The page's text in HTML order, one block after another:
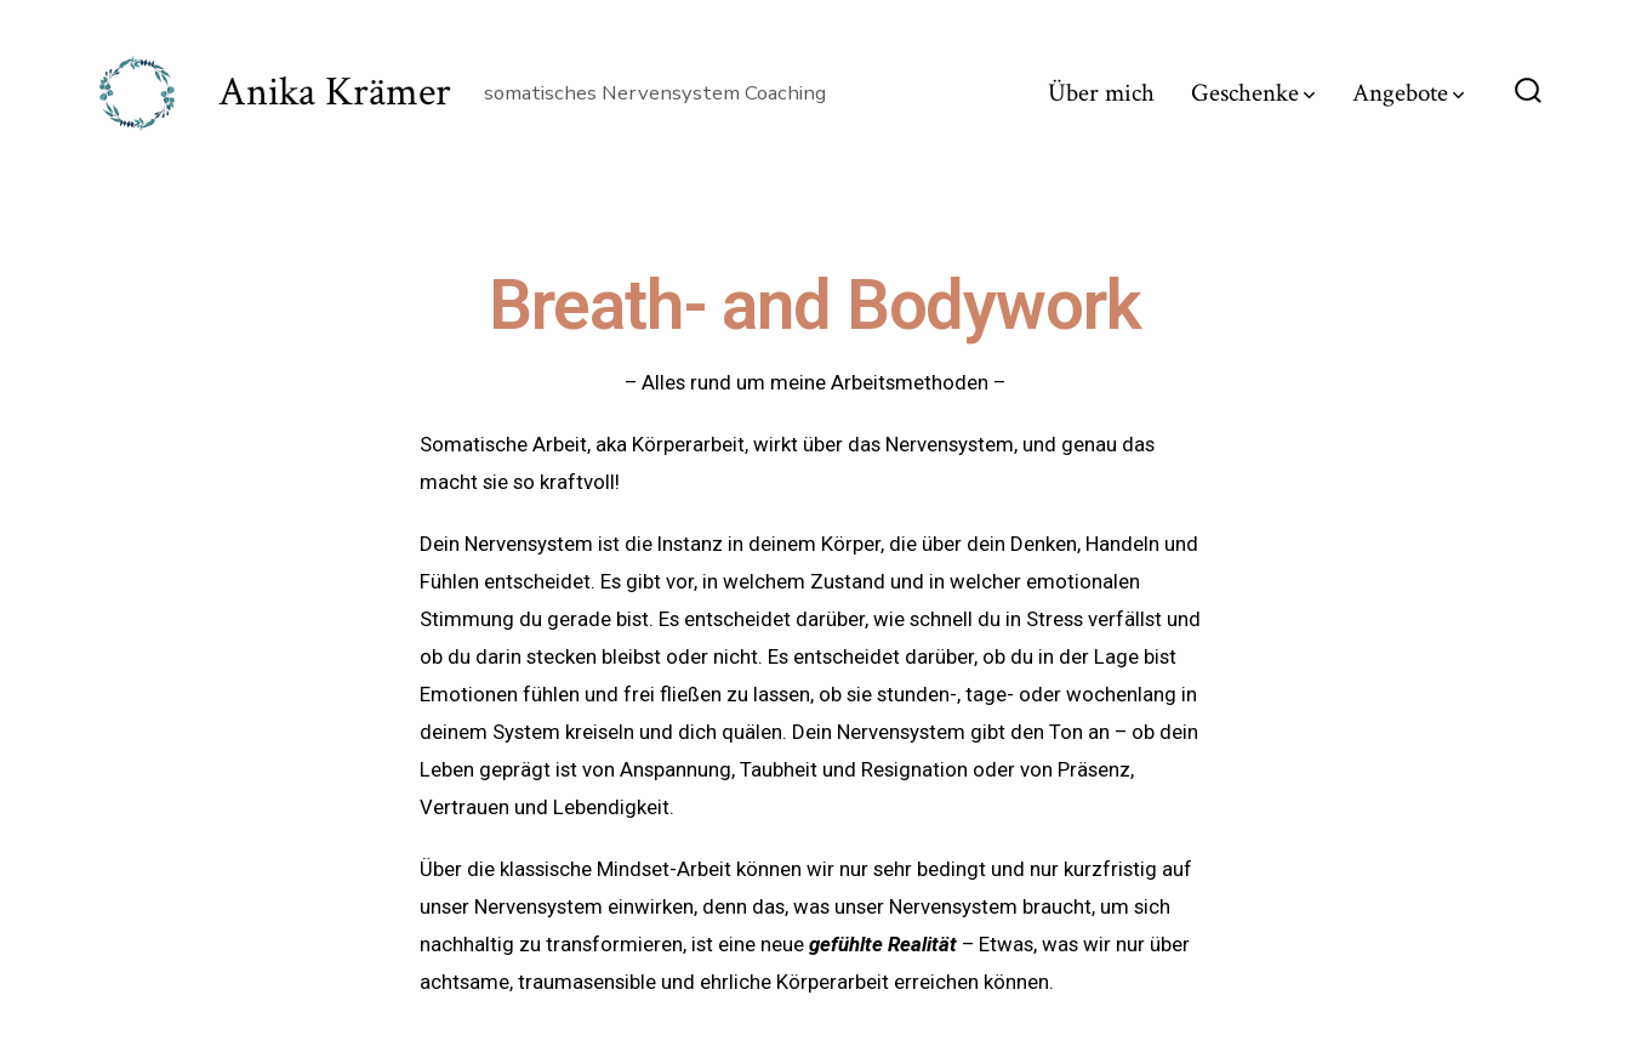
Anika Krämer somatisches Nervensystem Coaching Über mich Geschenke Angebote
Breath- and Bodywork
– Alles rund um meine Arbeitsmethoden –
Somatische Arbeit, aka Körperarbeit, wirkt über das Nervensystem, und genau das
macht sie so kraftvoll!
Dein Nervensystem ist die Instanz in deinem Körper, die über dein Denken, Handeln und
Fühlen entscheidet. Es gibt vor, in welchem Zustand und in welcher emotionalen
Stimmung du gerade bist. Es entscheidet darüber, wie schnell du in Stress verfällst und
ob du darin stecken bleibst oder nicht. Es entscheidet darüber, ob du in der Lage bist
Emotionen fühlen und frei fließen zu lassen, ob sie stunden-, tage- oder wochenlang in
deinem System kreiseln und dich quälen. Dein Nervensystem gibt den Ton an – ob dein
Leben geprägt ist von Anspannung, Taubheit und Resignation oder von Präsenz,
Vertrauen und Lebendigkeit.
Über die klassische Mindset-Arbeit können wir nur sehr bedingt und nur kurzfristig auf
unser Nervensystem einwirken, denn das, was unser Nervensystem braucht, um sich
nachhaltig zu transformieren, ist eine neue gefühlte Realität – Etwas, was wir nur über
achtsame, traumasensible und ehrliche Körperarbeit erreichen können.